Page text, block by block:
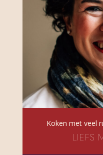
Koken met veel
LIEFS